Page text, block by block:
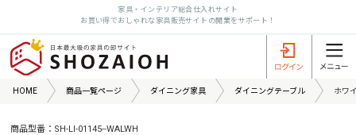
家具・インテリア総合仕入れサイト
お買い得でおしゃれな家具販売サイトの開業をサポート！
HOME 商品一覧ページ ダイニング家具 ダイニングテーブル ホワ
商品型番：SH-LI-01145--WALWH